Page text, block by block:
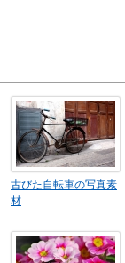
古びた自転車の写真素
材